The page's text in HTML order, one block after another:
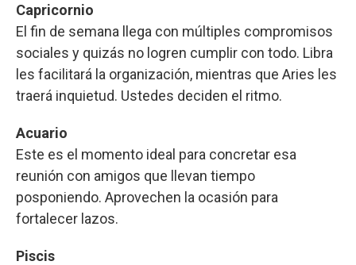
Capricornio
El fin de semana llega con múltiples compromisos
sociales y quizás no logren cumplir con todo. Libra
les facilitará la organización, mientras que Aries les
traerá inquietud. Ustedes deciden el ritmo.
Acuario
Este es el momento ideal para concretar esa
reunión con amigos que llevan tiempo
posponiendo. Aprovechen la ocasión para
fortalecer lazos.
Piscis